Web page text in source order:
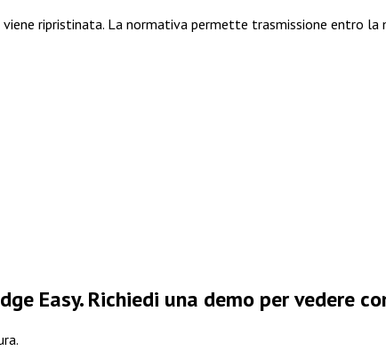
ripristinata. La normativa permette trasmissione entro la
Easy. Richiedi una demo per vedere